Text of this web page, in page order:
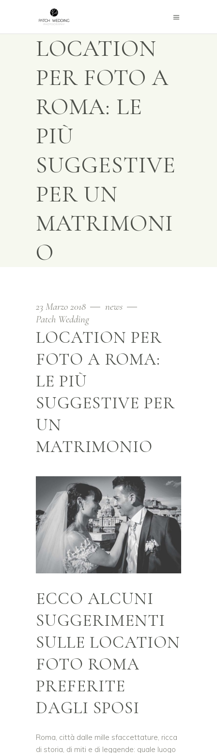
LOCATION
PER FOTO A
ROMA: LE
PIÙ
SUGGESTIVE
PER UN
MATRIMONI
O
23 Marzo 2018
news
Patch Wedding
LOCATION PER
FOTO A ROMA:
LE PIÙ
SUGGESTIVE PER
UN
MATRIMONIO
ECCO ALCUNI
SUGGERIMENTI
SULLE LOCATION
FOTO ROMA
PREFERITE
DAGLI SPOSI
Roma, città dalle mille sfaccettature, ricca
di storia, di miti e di leggende: quale luogo